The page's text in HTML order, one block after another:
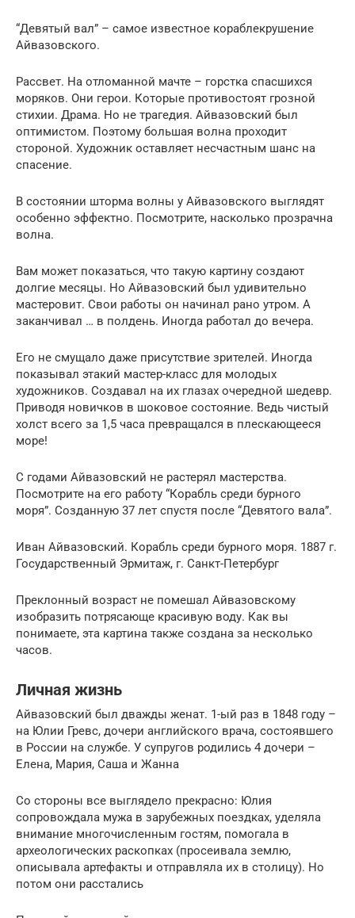
“Девятый вал” – самое известное кораблекрушение
Айвазовского.
Рассвет. На отломанной мачте – горстка спасшихся
моряков. Они герои. Которые противостоят грозной
стихии. Драма. Но не трагедия. Айвазовский был
оптимистом. Поэтому большая волна проходит
стороной. Художник оставляет несчастным шанс на
спасение.
В состоянии шторма волны у Айвазовского выглядят
особенно эффектно. Посмотрите, насколько прозрачна
волна.
Вам может показаться, что такую картину создают
долгие месяцы. Но Айвазовский был удивительно
мастеровит. Свои работы он начинал рано утром. А
заканчивал … в полдень. Иногда работал до вечера.
Его не смущало даже присутствие зрителей. Иногда
показывал этакий мастер-класс для молодых
художников. Создавал на их глазах очередной шедевр.
Приводя новичков в шоковое состояние. Ведь чистый
холст всего за 1,5 часа превращался в плескающееся
море!
С годами Айвазовский не растерял мастерства.
Посмотрите на его работу “Корабль среди бурного
моря”. Созданную 37 лет спустя после “Девятого вала”.
Иван Айвазовский. Корабль среди бурного моря. 1887 г.
Государственный Эрмитаж, г. Санкт-Петербург
Преклонный возраст не помешал Айвазовскому
изобразить потрясающе красивую воду. Как вы
понимаете, эта картина также создана за несколько
часов.
Личная жизнь
Айвазовский был дважды женат. 1-ый раз в 1848 году –
на Юлии Гревс, дочери английского врача, состоявшего
в России на службе. У супругов родились 4 дочери –
Елена, Мария, Саша и Жанна
Со стороны все выглядело прекрасно: Юлия
сопровождала мужа в зарубежных поездках, уделяла
внимание многочисленным гостям, помогала в
археологических раскопках (просеивала землю,
описывала артефакты и отправляла их в столицу). Но
потом они расстались